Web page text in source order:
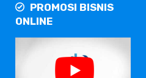
PROMOSI BISNIS
ONLINE